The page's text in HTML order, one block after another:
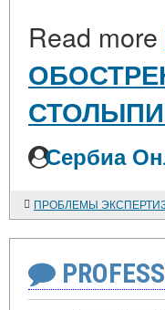
Read more
Сербиа